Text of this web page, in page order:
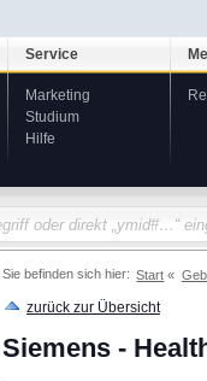
Service
Marketing
Studium
Hilfe
Sie befinden sich hier: Start
zurück zur Übersicht
Siemens -